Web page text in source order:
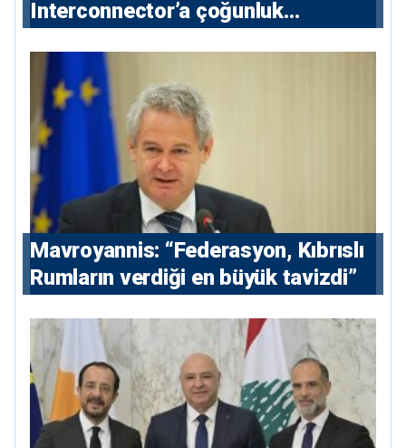
Interconnector’a çoğunluk
Mavroyannis: “Federasyon, Kıbrıslı
Rumların verdiği en büyük tavizdi”